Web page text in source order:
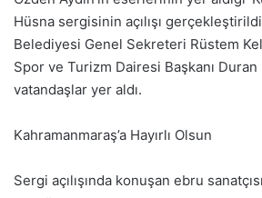
Hüsna sergisinin açılışı
Belediyesi Genel Sekreteri Rüstem
Spor ve Turizm Dairesi Başkanı Duran
vatandaşlar yer aldı.
Kahramanmaraş’a Hayırlı Olsun
Sergi açılışında konuşan ebru